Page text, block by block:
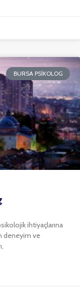
BURSA PSIKOLOG
ihtiyaçlarına
deneyim ve